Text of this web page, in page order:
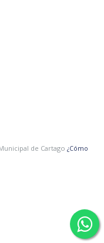
de Cartago ¿Cómo